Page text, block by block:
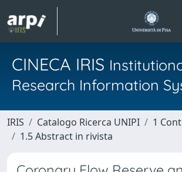
CINECA IRIS
Research Information
IRIS Catalogo Ricerca UNIPI
1
1.5 Abstract in rivista